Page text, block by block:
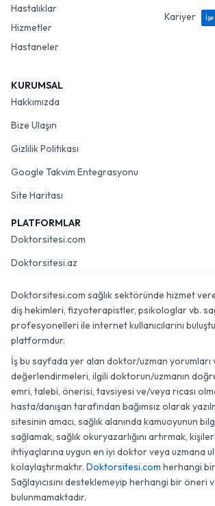
Hastalıklar
Hizmetler
Hastaneler
Kariyer
İşe
KURUMSAL
Hakkımızda
Bize Ulaşın
Gizlilik Politikası
Google Takvim Entegrasyonu
Site Haritası
PLATFORMLAR
Doktorsitesi.com
Doktorsitesi.az
Doktorsitesi.com sağlık sektöründe hizmet
diş hekimleri, fizyoterapistler, psikologlar vb.
profesyonelleri ile internet kullanıcılarını
platformdur.
İş bu sayfada yer alan doktor/uzman yorumları
değerlendirmeleri, ilgili doktorun/uzmanın
emri, talebi, önerisi, tavsiyesi ve/veya ricası
hasta/danışan tarafından bağımsız olarak
sitesinin amacı, sağlık alanında kamuoyunun
sağlamak, sağlık okuryazarlığını artırmak,
ihtiyaçlarına uygun en iyi doktor veya uzmana
kolaylaştırmaktır. Doktorsitesi.com herhangi bir
Sağlayıcısını desteklemeyip herhangi bir öneri
bulunmamaktadır.